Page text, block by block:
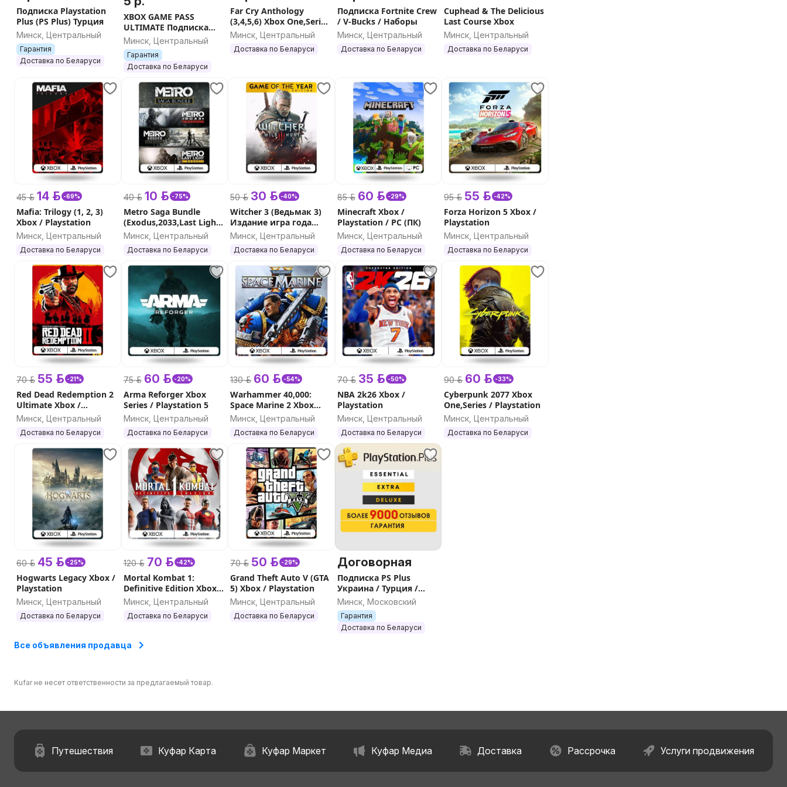
Подписка Playstation
Plus (PS Plus) Турция
Минск, Центральный
Гарантия
Доставка по Беларуси
XBOX GAME PASS
ULTIMATE Подписка
Xbox One / Series
Минск, Центральный
Гарантия
Доставка по Беларуси
Far Cry Anthology
(3,4,5,6) Xbox One,Series
X/S
Минск, Центральный
Доставка по Беларуси
Подписка Fortnite Crew
/ V-Bucks / Наборы
Минск, Центральный
Доставка по Беларуси
Cuphead & The Delicious
Last Course Xbox
Минск, Центральный
Доставка по Беларуси
45 р. 14 р. -69%
Mafia: Trilogy (1, 2, 3)
Xbox / Playstation
Минск, Центральный
Доставка по Беларуси
40 р. 10 р. -75%
Metro Saga Bundle
(Exodus,2033,Last Light)
Xbox/PS
Минск, Центральный
Доставка по Беларуси
50 р. 30 р. -40%
Witcher 3 (Ведьмак 3)
Издание игра года
Xbox / PS
Минск, Центральный
Доставка по Беларуси
85 р. 60 р. -29%
Minecraft Xbox /
Playstation / PC (ПК)
Минск, Центральный
Доставка по Беларуси
95 р. 55 р. -42%
Forza Horizon 5 Xbox /
Playstation
Минск, Центральный
Доставка по Беларуси
70 р. 55 р. -21%
Red Dead Redemption 2
Ultimate Xbox /
Playstation
Минск, Центральный
Доставка по Беларуси
75 р. 60 р. -20%
Arma Reforger Xbox
Series / Playstation 5
Минск, Центральный
Доставка по Беларуси
130 р. 60 р. -54%
Warhammer 40,000:
Space Marine 2 Xbox
Series / Playstation 5 /
Минск, Центральный
Доставка по Беларуси
70 р. 35 р. -50%
NBA 2k26 Xbox /
Playstation
Минск, Центральный
Доставка по Беларуси
90 р. 60 р. -33%
Cyberpunk 2077 Xbox
One,Series / Playstation
Минск, Центральный
Доставка по Беларуси
60 р. 45 р. -25%
Hogwarts Legacy Xbox /
Playstation
Минск, Центральный
Доставка по Беларуси
120 р. 70 р. -42%
Mortal Kombat 1:
Definitive Edition Xbox
Series / Playstation 5
Минск, Центральный
Доставка по Беларуси
70 р. 50 р. -29%
Grand Theft Auto V (GTA
5) Xbox / Playstation
Минск, Центральный
Доставка по Беларуси
Договорная
Подписка PS Plus
Украина / Турция /
Индия
Минск, Московский
Гарантия
Доставка по Беларуси
Все объявления продавца
Kufar не несет ответственности за предлагаемый товар.
Путешествия Куфар Карта Куфар Маркет Куфар Медиа Доставка Рассрочка Услуги продвижения